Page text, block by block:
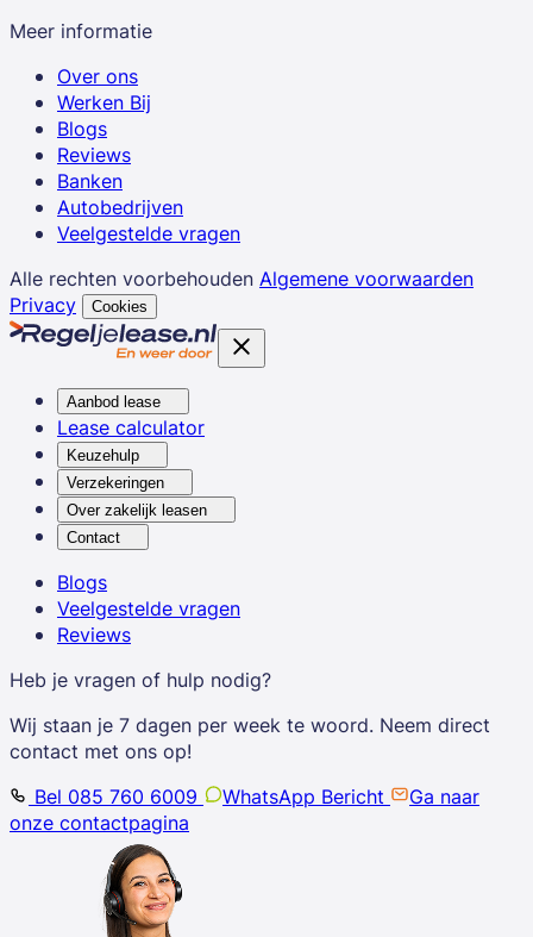
Meer informatie
Over ons
Werken Bij
Blogs
Reviews
Banken
Autobedrijven
Veelgestelde vragen
Alle rechten voorbehouden Algemene voorwaarden
Privacy
Cookies
Aanbod lease
Lease calculator
Keuzehulp
Verzekeringen
Over zakelijk leasen
Contact
Blogs
Veelgestelde vragen
Reviews
Heb je vragen of hulp nodig?
Wij staan je 7 dagen per week te woord. Neem direct
contact met ons op!
Bel 085 760 6009
WhatsApp Bericht
Ga naar
onze contactpagina